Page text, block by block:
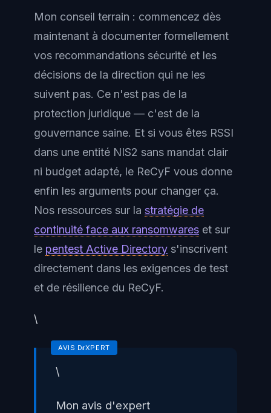
Mon conseil terrain : commencez dès
maintenant à documenter formellement
vos recommandations sécurité et les
décisions de la direction qui ne les
suivent pas. Ce n'est pas de la
protection juridique — c'est de la
gouvernance saine. Et si vous êtes RSSI
dans une entité NIS2 sans mandat clair
ni budget adapté, le ReCyF vous donne
enfin les arguments pour changer ça.
Nos ressources sur la stratégie de
continuité face aux ransomwares et sur
le pentest Active Directory s'inscrivent
directement dans les exigences de test
et de résilience du ReCyF.
\
\
Mon avis d'expert